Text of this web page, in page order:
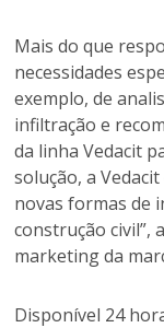
Mais do que
necessidades
exemplo, de
infiltração e
da linha Vedacit
solução, a
novas formas de
construção civil”,
marketing da
Disponível 24